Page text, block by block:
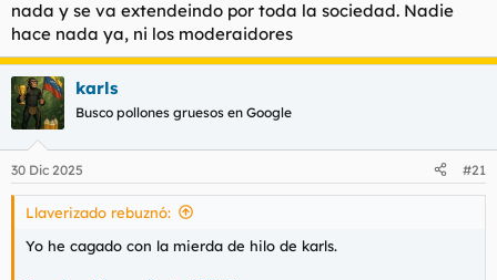
nada y se va extendeindo por toda la sociedad. Nadie
hace nada ya, ni los moderaidores
karls
Busco pollones gruesos en Google
30 Dic 2025 #21
Llaverizado rebuznó:
Yo he cagado con la mierda de hilo de karls.